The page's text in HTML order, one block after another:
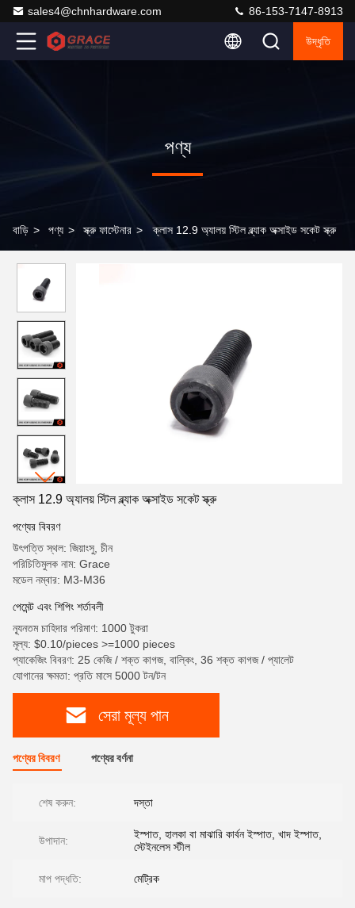
sales4@chnhardware.com 86-153-7147-8913
উদ্ধৃতি
পণ্য
বাড়ি > পণ্য > স্ক্রু ফাস্টেনার > ক্লাস 12.9 অ্যালয় স্টিল ব্ল্যাক অক্সাইড সকেট স্ক্রু
ক্লাস 12.9 অ্যালয় স্টিল ব্ল্যাক অক্সাইড সকেট স্ক্রু
পণ্যের বিবরণ
উৎপত্তি স্থল: জিয়াংসু, চীন
পরিচিতিমুলক নাম: Grace
মডেল নম্বার: M3-M36
পেমেন্ট এবং শিপিং শর্তাবলী
ন্যূনতম চাহিদার পরিমাণ: 1000 টুকরা
মূল্য: $0.10/pieces >=1000 pieces
প্যাকেজিং বিবরণ: 25 কেজি / শক্ত কাগজ, বাল্কিং, 36 শক্ত কাগজ / প্যালেট
যোগানের ক্ষমতা: প্রতি মাসে 5000 টন/টন
সেরা মূল্য পান
পণ্যের বিবরণ পণ্যের বর্ণনা
শেষ করুন: দস্তা
উপাদান:
ইস্পাত, হালকা বা মাঝারি কার্বন ইস্পাত, খাদ ইস্পাত,
স্টেইনলেস স্টীল
মাপ পদ্ধতি: মেট্রিক